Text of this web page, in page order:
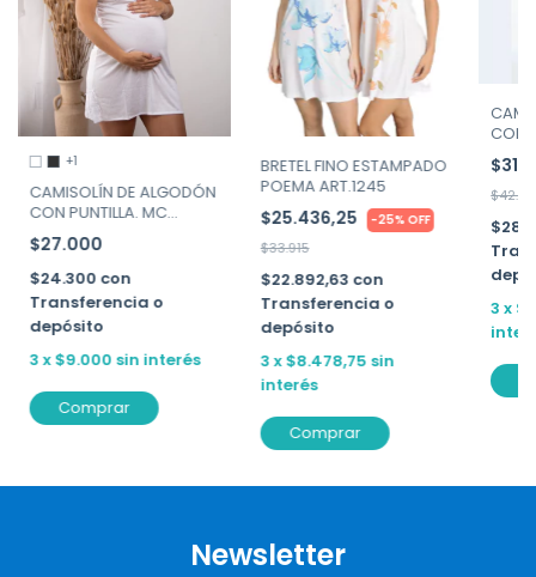
+1
CAMISOLÍN DE ALGODÓN
CON PUNTILLA. MC
CARTNEY ART. 1190
$27.000
$24.300 con
Transferencia o
depósito
3 x$9.000 sin interés
Comprar
BRETEL FINO ESTAMPADO
POEMA ART.1245
$25.436,25 -25% OFF
$33.915
$22.892,63 con
Transferencia o
depósito
3x$8.478,75 sin
interés
Comprar
3 x
Newsletter